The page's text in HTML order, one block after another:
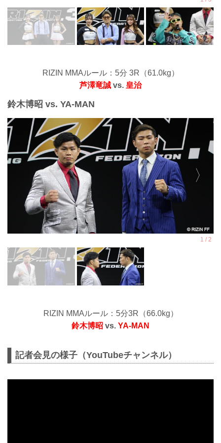
RIZIN MMAルール：5分 3R（61.0kg）
芦澤竜誠 vs. 皇治
鈴木博昭 vs. YA-MAN
RIZIN MMAルール：5分3R（66.0kg）
鈴木博昭 vs. YA-MAN
記者会見の様子（YouTubeチャンネル）